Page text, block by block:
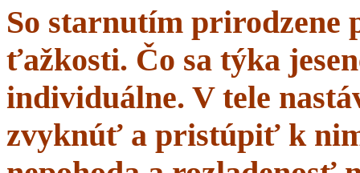
So starnutím prirodzene
ťažkosti. Čo sa týka
individuálne. V tele
zvyknúť a pristúpiť k